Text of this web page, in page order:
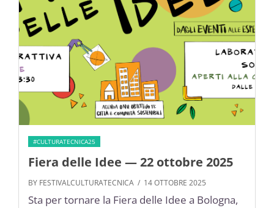
#CULTURATECNICA25
Fiera delle Idee — 22 ottobre 2025
BY FESTIVALCULTURATECNICA / 14 OTTOBRE 2025
Sta per tornare la Fiera delle Idee a Bologna,